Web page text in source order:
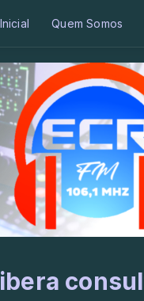
Quem Somos